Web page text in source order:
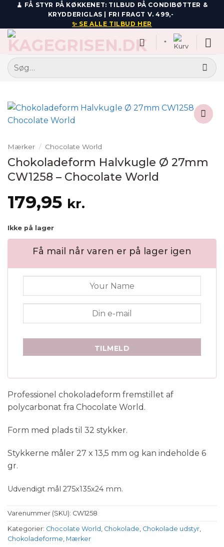
Fortsæt
indhold
🧹 FÅ STYR PÅ KØKKENET: TILBUD PÅ CONDIBØTTER &
KRYDDERIGLAS | FRI FRAGT V. 499,-
✨ SE ALLE TILBUD HER
*
Søg
efter:
Mærker / Chocolate World
Chokoladeform Halvkugle Ø 27mm
CW1258 – Chocolate World
179,95 kr.
Ikke på lager
Få mail når varen er på lager igen
TILMELD
Professionel chokoladeform fremstillet af
polycarbonat fra Chocolate World.
Form med plads til 32 stykker.
Stykkerne måler 27 x 13,5 mm og kan indeholde 6
gr.
Udvendigt mål 275x135x24 mm.
Varenummer (SKU): CW1258
Kategorier: Chocolate World Chokolade Chokolade udstyr
Chokoladeforme Mærker